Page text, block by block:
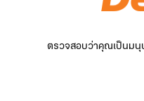
ตรวจสอบว่าคุณเป็นมนุ